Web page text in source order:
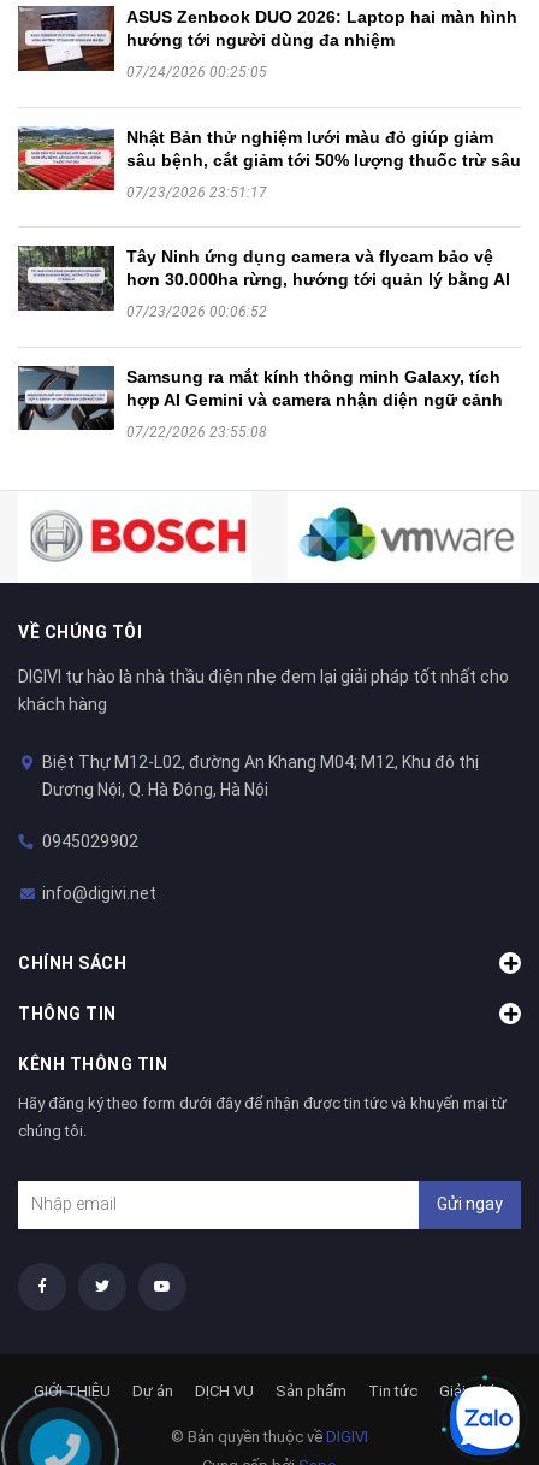
ASUS Zenbook DUO 2026: Laptop hai màn hình
hướng tới người dùng đa nhiệm
07/24/2026 00:25:05
Nhật Bản thử nghiệm lưới màu đỏ giúp giảm
sâu bệnh, cắt giảm tới 50% lượng thuốc trừ sâu
07/23/2026 23:51:17
Tây Ninh ứng dụng camera và flycam bảo vệ
hơn 30.000ha rừng, hướng tới quản lý bằng AI
07/23/2026 00:06:52
Samsung ra mắt kính thông minh Galaxy, tích
hợp AI Gemini và camera nhận diện ngữ cảnh
07/22/2026 23:55:08
VỀ CHÚNG TÔI
DIGIVI tự hào là nhà thầu điện nhẹ đem lại giải pháp tốt nhất cho
khách hàng
Biệt Thự M12-L02, đường An Khang M04; M12, Khu đô thị
Dương Nội, Q. Hà Đông, Hà Nội
0945029902
info@digivi.net
CHÍNH SÁCH
THÔNG TIN
KÊNH THÔNG TIN
Hãy đăng ký theo form dưới đây để nhận được tin tức và khuyến mại từ
chúng tôi.
Gửi ngay
© Bản quyền thuộc về DIGIVI
GIỚI THIỆU Dự án DỊCH VỤ Sản phẩm Tin tức Giải pháp